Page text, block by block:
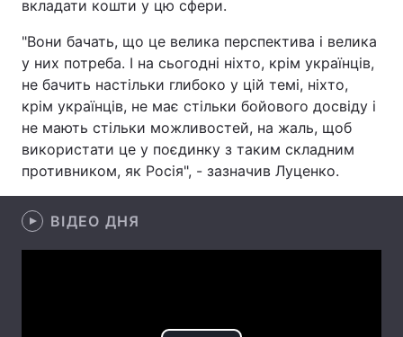
Екологія Регіони
Лонгріди
Відео з Youtube Статті
Інтерв'ю Думки
Контакти
вкладати кошти у цю сфери.
"Вони бачать, що це велика перспектива і велика
у них потреба. І на сьогодні ніхто, крім українців,
не бачить настільки глибоко у цій темі, ніхто,
крім українців, не має стільки бойового досвіду і
не мають стільки можливостей, на жаль, щоб
використати це у поєдинку з таким складним
противником, як Росія", - зазначив Луценко.
ВІДЕО ДНЯ